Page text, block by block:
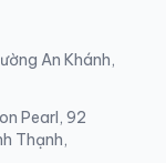
An Khánh,
Pearl, 92
Thạnh,